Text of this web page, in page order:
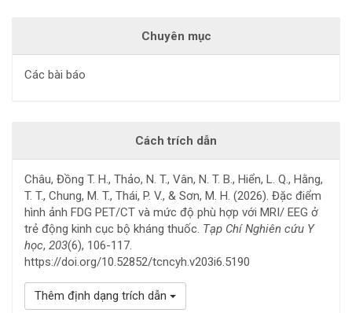
Chuyên mục
Các bài báo
Cách trích dẫn
Châu, Đồng T. H., Thảo, N. T., Vân, N. T. B., Hiển, L. Q., Hằng,
T. T., Chung, M. T., Thái, P. V., & Sơn, M. H. (2026). Đặc điểm
hình ảnh FDG PET/CT và mức độ phù hợp với MRI/ EEG ở
trẻ động kinh cục bộ kháng thuốc. Tạp Chí Nghiên cứu Y
học, 203(6), 106-117.
https://doi.org/10.52852/tcncyh.v203i6.5190
Thêm định dạng trích dẫn